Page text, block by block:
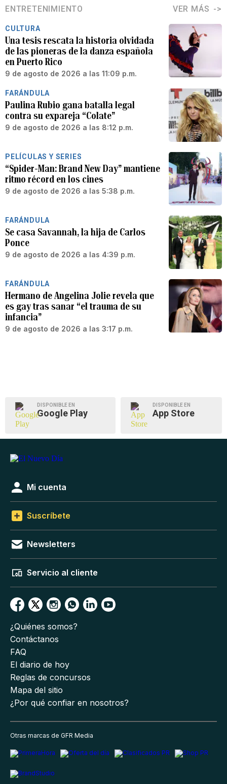
ENTRETENIMIENTO VER MÁS
CULTURA
Una tesis rescata la historia olvidada
de las pioneras de la danza española
en Puerto Rico
9 de agosto de 2026 a las 11:09 p.m.
FARÁNDULA
Paulina Rubio gana batalla legal
contra su expareja “Colate”
9 de agosto de 2026 a las 8:12 p.m.
PELÍCULAS Y SERIES
“Spider-Man: Brand New Day” mantiene
ritmo récord en los cines
9 de agosto de 2026 a las 5:38 p.m.
FARÁNDULA
Se casa Savannah, la hija de Carlos
Ponce
9 de agosto de 2026 a las 4:39 p.m.
FARÁNDULA
Hermano de Angelina Jolie revela que
es gay tras sanar “el trauma de su
infancia”
9 de agosto de 2026 a las 3:17 p.m.
DISPONIBLE EN
Google Play
DISPONIBLE EN
App Store
Mi cuenta
Suscríbete
Newsletters
Servicio al cliente
¿Quiénes somos?
Contáctanos
FAQ
El diario de hoy
Reglas de concursos
Mapa del sitio
¿Por qué confiar en nosotros?
Otras marcas de GFR Media